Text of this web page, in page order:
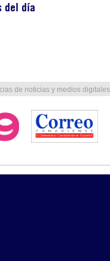
del día
de noticias y medios digitales